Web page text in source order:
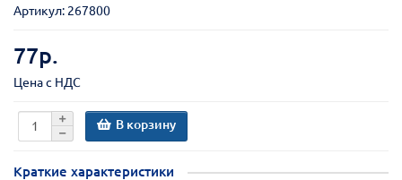
Артикул: 267800
77р.
Цена с НДС
В корзину
Краткие характеристики